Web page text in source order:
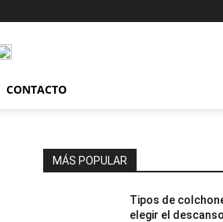
CONTACTO
MÁS POPULAR
Tipos de
elegir el